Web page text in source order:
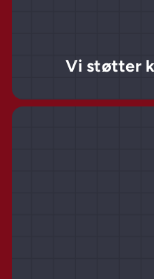
Vi støtter